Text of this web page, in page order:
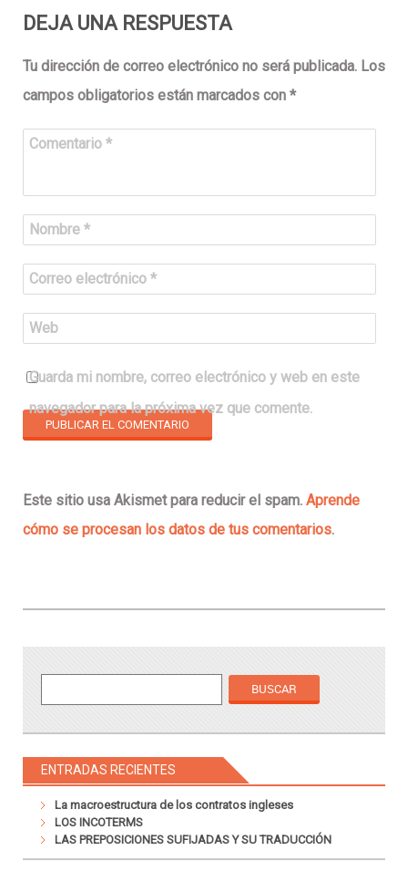
DEJA UNA RESPUESTA
Tu dirección de correo electrónico no será publicada. Los
campos obligatorios están marcados con *
Comentario *
Nombre *
Correo electrónico *
Web
Guarda mi nombre, correo electrónico y web en este
navegador para la próxima vez que comente.
Este sitio usa Akismet para reducir el spam. Aprende
cómo se procesan los datos de tus comentarios.
ENTRADAS RECIENTES
La macroestructura de los contratos ingleses
LOS INCOTERMS
LAS PREPOSICIONES SUFIJADAS Y SU TRADUCCIÓN